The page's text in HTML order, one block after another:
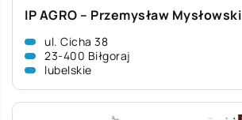
IP AGRO – Przemysław Mysłowski
ul. Cicha 38
23-400 Biłgoraj
lubelskie